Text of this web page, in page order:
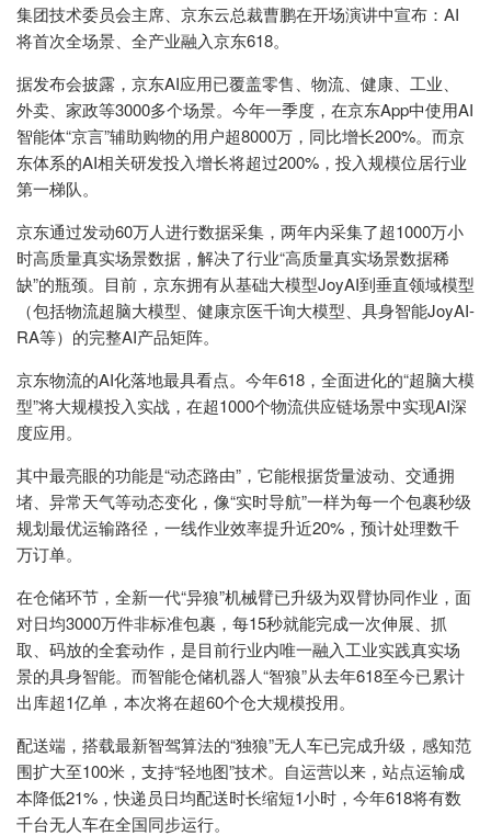
集团技术委员会主席、京东云总裁曹鹏在开场演讲中宣布：AI
将首次全场景、全产业融入京东618。
据发布会披露，京东AI应用已覆盖零售、物流、健康、工业、
外卖、家政等3000多个场景。今年一季度，在京东App中使用AI
智能体“京言”辅助购物的用户超8000万，同比增长200%。而京
东体系的AI相关研发投入增长将超过200%，投入规模位居行业
第一梯队。
京东通过发动60万人进行数据采集，两年内采集了超1000万小
时高质量真实场景数据，解决了行业“高质量真实场景数据稀
缺”的瓶颈。目前，京东拥有从基础大模型JoyAI到垂直领域模型
（包括物流超脑大模型、健康京医千询大模型、具身智能JoyAI-
RA等）的完整AI产品矩阵。
京东物流的AI化落地最具看点。今年618，全面进化的“超脑大模
型”将大规模投入实战，在超1000个物流供应链场景中实现AI深
度应用。
其中最亮眼的功能是“动态路由”，它能根据货量波动、交通拥
堵、异常天气等动态变化，像“实时导航”一样为每一个包裹秒级
规划最优运输路径，一线作业效率提升近20%，预计处理数千
万订单。
在仓储环节，全新一代“异狼”机械臂已升级为双臂协同作业，面
对日均3000万件非标准包裹，每15秒就能完成一次伸展、抓
取、码放的全套动作，是目前行业内唯一融入工业实践真实场
景的具身智能。而智能仓储机器人“智狼”从去年618至今已累计
出库超1亿单，本次将在超60个仓大规模投用。
配送端，搭载最新智驾算法的“独狼”无人车已完成升级，感知范
围扩大至100米，支持“轻地图”技术。自运营以来，站点运输成
本降低21%，快递员日均配送时长缩短1小时，今年618将有数
千台无人车在全国同步运行。